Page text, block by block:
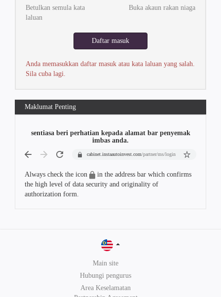
Betulkan semula kata
laluan
Buka akaun rakan niaga
Daftar masuk
Anda memasukkan daftar masuk atau kata laluan yang salah.
Sila cuba lagi.
Maklumat Penting
sentiasa beri perhatian kepada alamat bar penyemak
imbas anda.
cabinet.instaautoinvest.com/partner/ms/login
Always check the icon
in the address bar which confirms
the high level of data security and originality of
authorization form.
Main site
Hubungi pengurus
Area Keselamatan